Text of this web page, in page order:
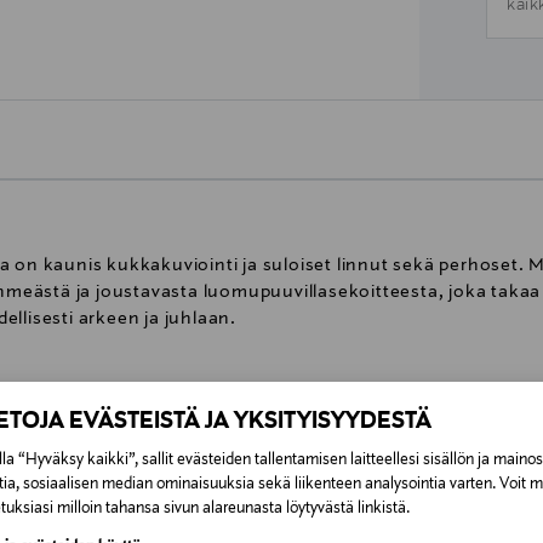
EVÄSTEISTÄ JA YKSITYISYYDESTÄ
“Hyväksy kaikki”, sallit evästeiden tallentamisen laitteellesi sisällön ja
sosiaalisen median ominaisuuksia sekä liikenteen analysointia varten. Voit
milloin tahansa sivun alareunasta löytyvästä linkistä.
on kaunis kukkakuviointi ja suloiset linnut sekä perhoset.
ja joustavasta luomupuuvillasekoitteesta, joka
arkeen ja juhlaan.
95 % puuvilla, 5 % elastaani
DAWN PINK
Bangladesh